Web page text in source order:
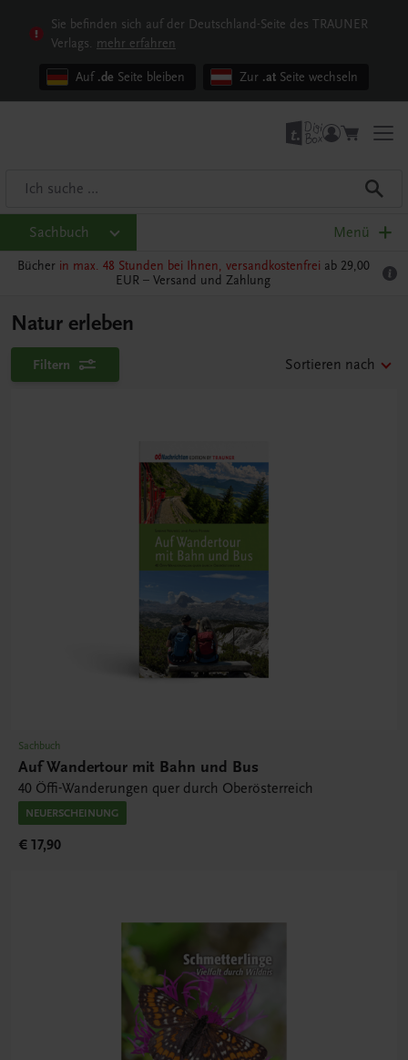
Sie befinden sich auf der Deutschland-Seite des TRAUNER
Verlags. mehr erfahren
Auf .de Seite bleiben Zur .at Seite wechseln
Sachbuch Menü
Bücher in max. 48 Stunden bei Ihnen, versandkostenfrei ab 29,00
EUR – Versand und Zahlung
Natur erleben
Filtern Sortieren nach
Sachbuch
Auf Wandertour mit Bahn und Bus
40 Öffi-Wanderungen quer durch Oberösterreich
NEUERSCHEINUNG
€ 17,90